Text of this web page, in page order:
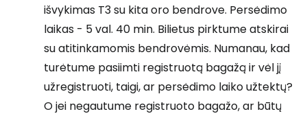
išvykimas T3 su kita oro bendrove. Persėdimo
laikas - 5 val. 40 min. Bilietus pirktume atskirai
su atitinkamomis bendrovėmis. Numanau, kad
turėtume pasiimti registruotą bagažą ir vėl jį
užregistruoti, taigi, ar persėdimo laiko užtektų?
O jei negautume registruoto bagažo, ar būtų